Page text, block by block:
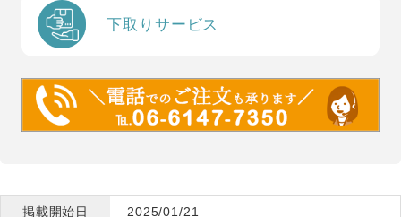
下取りサービス
掲載開始日 2025/01/21